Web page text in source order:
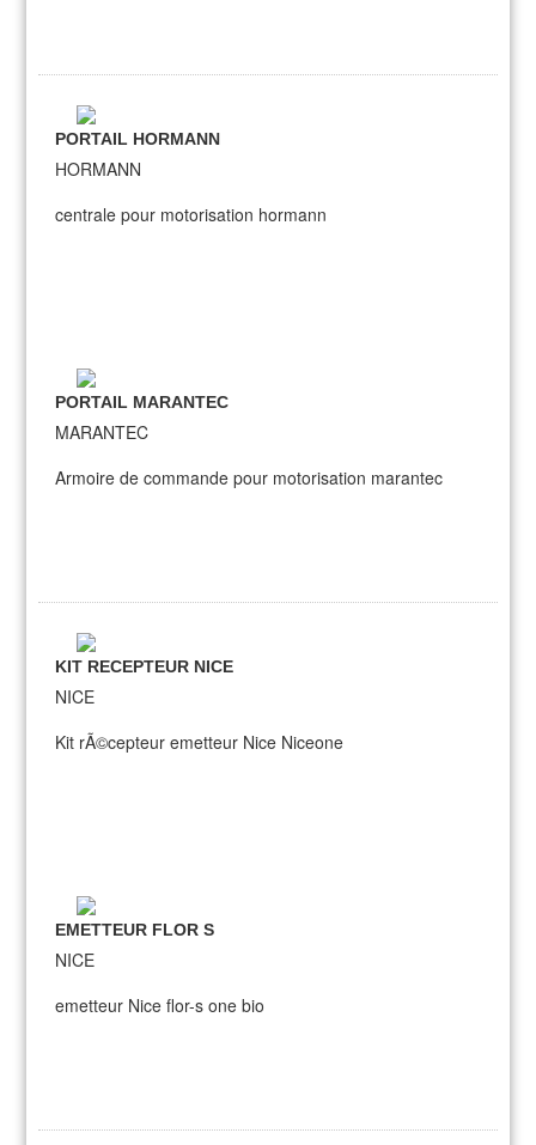
PORTAIL HORMANN
HORMANN
centrale pour motorisation hormann
PORTAIL MARANTEC
MARANTEC
Armoire de commande pour motorisation marantec
KIT RECEPTEUR NICE
NICE
Kit rÃ©cepteur emetteur Nice Niceone
EMETTEUR FLOR S
NICE
emetteur Nice flor-s one bio